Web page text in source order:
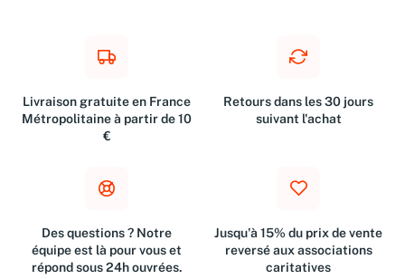
Livraison gratuite en France
Métropolitaine à partir de 10
€
Retours dans les 30 jours
suivant l'achat
Des questions ? Notre
équipe est là pour vous et
répond sous 24h ouvrées.
Jusqu'à 15% du prix de vente
reversé aux associations
caritatives